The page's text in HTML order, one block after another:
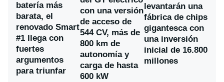
batería más
barata, el
renovado Smart
#1 llega con
fuertes
argumentos
para triunfar
con una versión
de acceso de
544 CV, más de
800 km de
autonomía y
carga de hasta
600 kW
levantarán una
fábrica de chips
gigantesca con
una inversión
inicial de 16.800
millones